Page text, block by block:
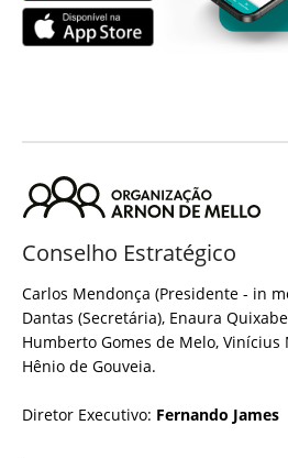
Conselho Estratégico
Carlos Mendonça (Presidente - in
Dantas (Secretária), Enaura
Humberto Gomes de Melo,
Hênio de Gouveia.
Diretor Executivo: Fernando James